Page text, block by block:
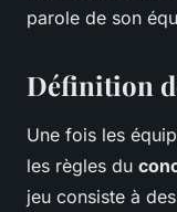
parole de son
Définition
Une fois les
les règles du
jeu consiste à